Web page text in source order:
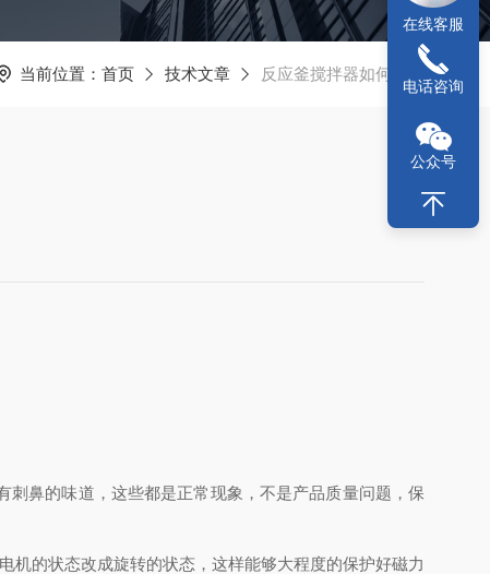
当前位置： 首页 技术文章 反应釜搅拌器如何保养
鼻的味道，这些都是正常现象，不是产品质量问题，保
的状态改成旋转的状态，这样能够大程度的保护好磁力
在线客服
电话咨询
公众号